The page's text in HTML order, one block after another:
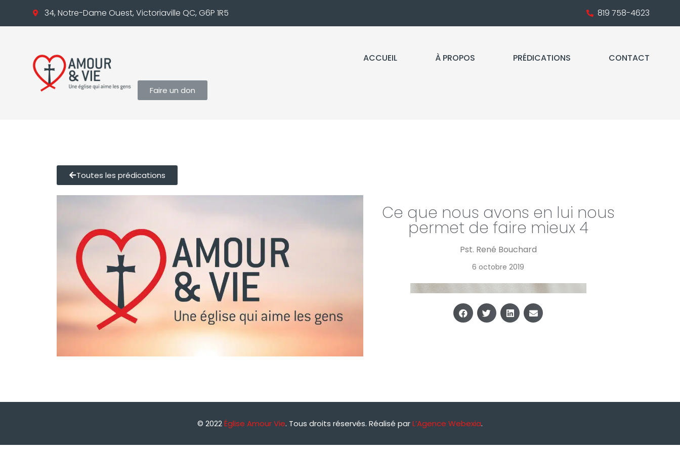
34, Notre-Dame Ouest, Victoriaville QC, G6P 1R5 819 758-4623
ACCUEIL À PROPOS PRÉDICATIONS CONTACT
Faire un don
Toutes les prédications
Ce que nous avons en lui nous
permet de faire mieux 4
Pst. René Bouchard
6 octobre 2019
© 2022Église Amour Vie. Tous droits réservés. Réalisé parL’Agence Webexia.